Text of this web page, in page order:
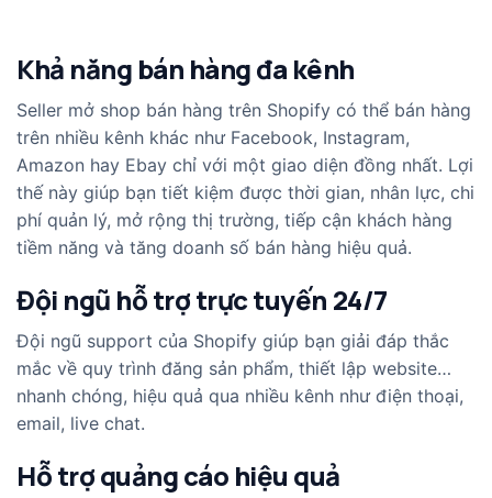
Khả năng bán hàng đa kênh
Seller mở shop bán hàng trên Shopify có thể bán hàng
trên nhiều kênh khác như Facebook, Instagram,
Amazon hay Ebay chỉ với một giao diện đồng nhất. Lợi
thế này giúp bạn tiết kiệm được thời gian, nhân lực, chi
phí quản lý, mở rộng thị trường, tiếp cận khách hàng
tiềm năng và tăng doanh số bán hàng hiệu quả.
Đội ngũ hỗ trợ trực tuyến 24/7
Đội ngũ support của Shopify giúp bạn giải đáp thắc
mắc về quy trình đăng sản phẩm, thiết lập website…
nhanh chóng, hiệu quả qua nhiều kênh như điện thoại,
email, live chat.
Hỗ trợ quảng cáo hiệu quả